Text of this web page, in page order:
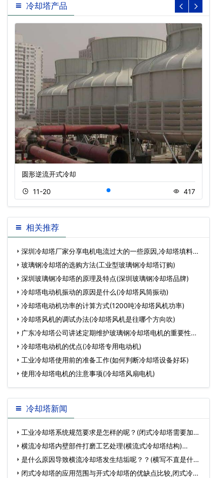
电机发热是怎么
冷却塔产品
圆形逆流开式冷却
11-20 417
相关推荐
深圳冷却塔厂家分享电机电流过大的一些原因,冷却塔填料厂
家 玻璃钢冷却塔的选购方法(工业型玻璃钢冷却塔订购)
深圳玻璃钢冷却塔的原理及特点(深圳玻璃钢冷却塔品牌)
冷却塔电动机振动的原因是什么(冷却塔风筒振动)
冷却塔电动机功率的计算方式(1200吨冷却塔风机功率)
冷却塔风机的调试办法(冷却塔风机是往哪个方向吹)
广东冷却塔公司讲述定期维护玻璃钢冷却塔电机的重要性！
(佛山
冷却塔电动机的优点(冷却塔专用电动机)
工业冷却塔使用前的准备工作(如何判断冷却塔设备好坏)
使用冷却塔电机的注意事项(冷却塔风扇电机)
冷却塔新闻
工业冷却塔系统规范要求是怎样的呢？(闭式冷却塔需要加药
么)…
横流冷却塔内壁部件打磨工艺处理(横流式冷却塔结构)…
是什么原因导致横流冷却塔发生结垢呢？？(横写不直是什么
原因)…
闭式冷却塔的应用范围与开式冷却塔的优缺点比较,闭式冷却